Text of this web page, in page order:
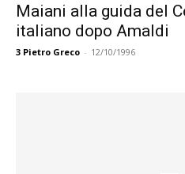
Maiani alla guida del
italiano dopo Amaldi
3 Pietro Greco - 12/10/1996